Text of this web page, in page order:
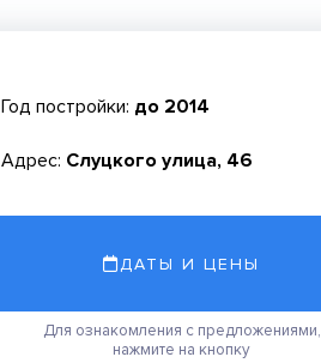
Год постройки: до 2014
Адрес: Слуцкого улица, 46
ДАТЫ И ЦЕНЫ
Для ознакомления с предложениями,
нажмите на кнопку